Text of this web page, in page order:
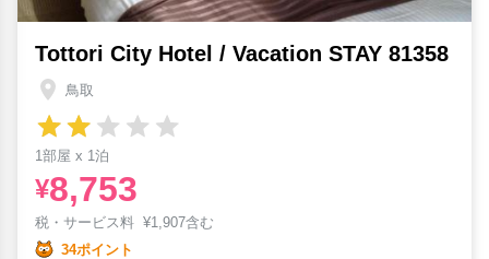
Tottori City Hotel / Vacation STAY 81358
鳥取
1部屋 x 1泊
¥8,753
税・サービス料 ¥1,907含む
34ポイント